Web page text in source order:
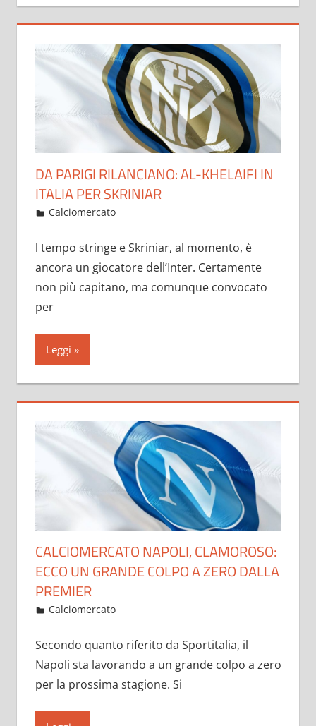
DA PARIGI RILANCIANO: AL-KHELAIFI IN
ITALIA PER SKRINIAR
Gennaio 31, 2023
admin
Calciomercato
l tempo stringe e Skriniar, al momento, è
ancora un giocatore dell’Inter. Certamente
non più capitano, ma comunque convocato
per
Leggi
CALCIOMERCATO NAPOLI, CLAMOROSO:
ECCO UN GRANDE COLPO A ZERO DALLA
PREMIER
Gennaio 29, 2023
admin
Calciomercato
Secondo quanto riferito da Sportitalia, il
Napoli sta lavorando a un grande colpo a zero
per la prossima stagione. Si